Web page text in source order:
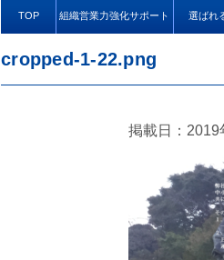
TOP 組織営業力強化サポート 選ばれ
cropped-1-22.png
掲載日：2019